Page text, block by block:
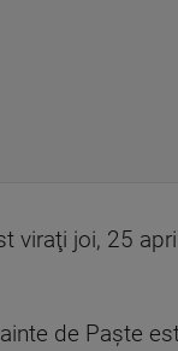
viraţi joi, 25
de Paşte